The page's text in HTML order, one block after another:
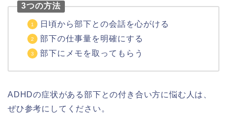
3つの方法
日頃から部下との会話を心がける
部下の仕事量を明確にする
部下にメモを取ってもらう
ADHDの症状がある部下との付き合い方に悩む人は、
ぜひ参考にしてください。